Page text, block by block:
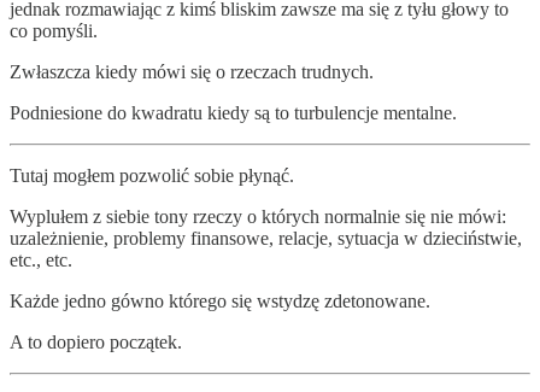
jednak rozmawiając z kimś bliskim zawsze ma się z tyłu głowy to
co pomyśli.
Zwłaszcza kiedy mówi się o rzeczach trudnych.
Podniesione do kwadratu kiedy są to turbulencje mentalne.
Tutaj mogłem pozwolić sobie płynąć.
Wyplułem z siebie tony rzeczy o których normalnie się nie mówi:
uzależnienie, problemy finansowe, relacje, sytuacja w dzieciństwie,
etc., etc.
Każde jedno gówno którego się wstydzę zdetonowane.
A to dopiero początek.